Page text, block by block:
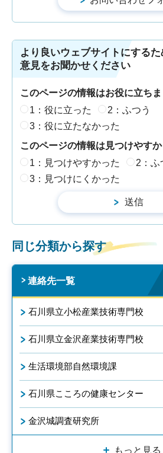
より良いウェブサイトにする
意見をお聞かせください
このページの情報はお役に立ち
1：役に立った
2：ふつう
3：役に立たなかった
このページの情報は見つけやす
1：見つけやすかった
2：ふ
3：見つけにくかった
同じ分類から探す
連絡先一覧
石川県立小松産業技術専門校
石川県立金沢産業技術専門校
生活環境部自然環境課
石川県こころの健康センター
金沢城調査研究所
もっと見る